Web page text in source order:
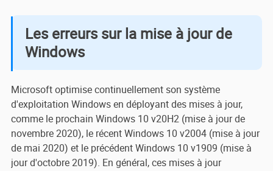
Les erreurs sur la mise à jour de
Windows
Microsoft optimise continuellement son système
d'exploitation Windows en déployant des mises à jour,
comme le prochain Windows 10 v20H2 (mise à jour de
novembre 2020), le récent Windows 10 v2004 (mise à jour
de mai 2020) et le précédent Windows 10 v1909 (mise à
jour d'octobre 2019). En général, ces mises à jour